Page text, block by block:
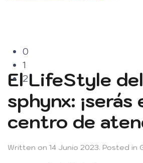
0
1
2
El LifeStyle
sphynx: ¡serás
centro de
Written on 14 Junio 2023. Posted in